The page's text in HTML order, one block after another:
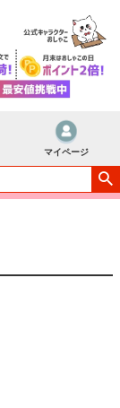
マイページ